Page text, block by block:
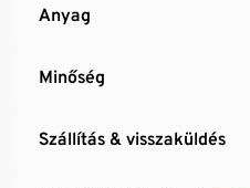
Anyag
Minőség
Szállítás & visszaküldés